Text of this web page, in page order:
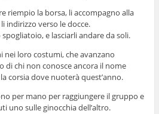
riempio la borsa, li accompagno alla
indirizzo verso le docce.
e lasciarli andare da soli.
nei loro costumi, che avanzano
di chi non conosce ancora il nome
corsia dove nuoterà quest’anno.
per mano per raggiungere il gruppo e
uno sulle ginocchia dell’altro.